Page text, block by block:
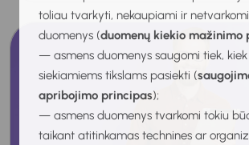
toliau tvarkyti, nekaupiami ir
duomenys (duomenų kiekio mažinimo
— asmens duomenys saugomi tiek,
siekiamiems tikslams pasiekti (
apribojimo principas);
— asmens duomenys tvarkomi tokiu
taikant atitinkamas technines ar